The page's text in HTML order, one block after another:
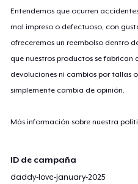
Entendemos que ocurren
mal impreso o defectuoso, con
ofreceremos un reembolso dentro
que nuestros productos se
devoluciones ni cambios por tallas
simplemente cambia de opinión.
Más información sobre nuestra
ID de campaña
daddy-love-january-2025